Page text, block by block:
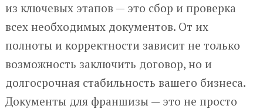
из ключевых этапов — это сбор и проверка
всех необходимых документов. От их
полноты и корректности зависит не только
возможность заключить договор, но и
долгосрочная стабильность вашего бизнеса.
Документы для франшизы — это не просто